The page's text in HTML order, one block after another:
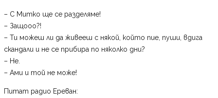
– С Митко ще се разделяме!
– Защооо?!
– Ти можеш ли да живееш с някой, който пие, пуши, вдига
скандали и не се прибира по няколко дни?
– Не.
– Ами и той не може!
Питат радио Ереван: